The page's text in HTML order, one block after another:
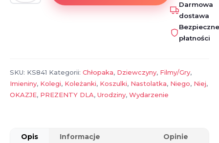
Koszulka
t-
shirt
z
fana
Darmowa
dostawa
Bezpieczne
płatności
SKU: KS841 Kategorii: Chłopaka, Dziewczyny, Filmy/Gry,
Imieniny, Kolegi, Koleżanki, Koszulki, Nastolatka, Niego, Niej,
OKAZJE, PREZENTY DLA, Urodziny, Wydarzenie
Opis
Informacje
Opinie